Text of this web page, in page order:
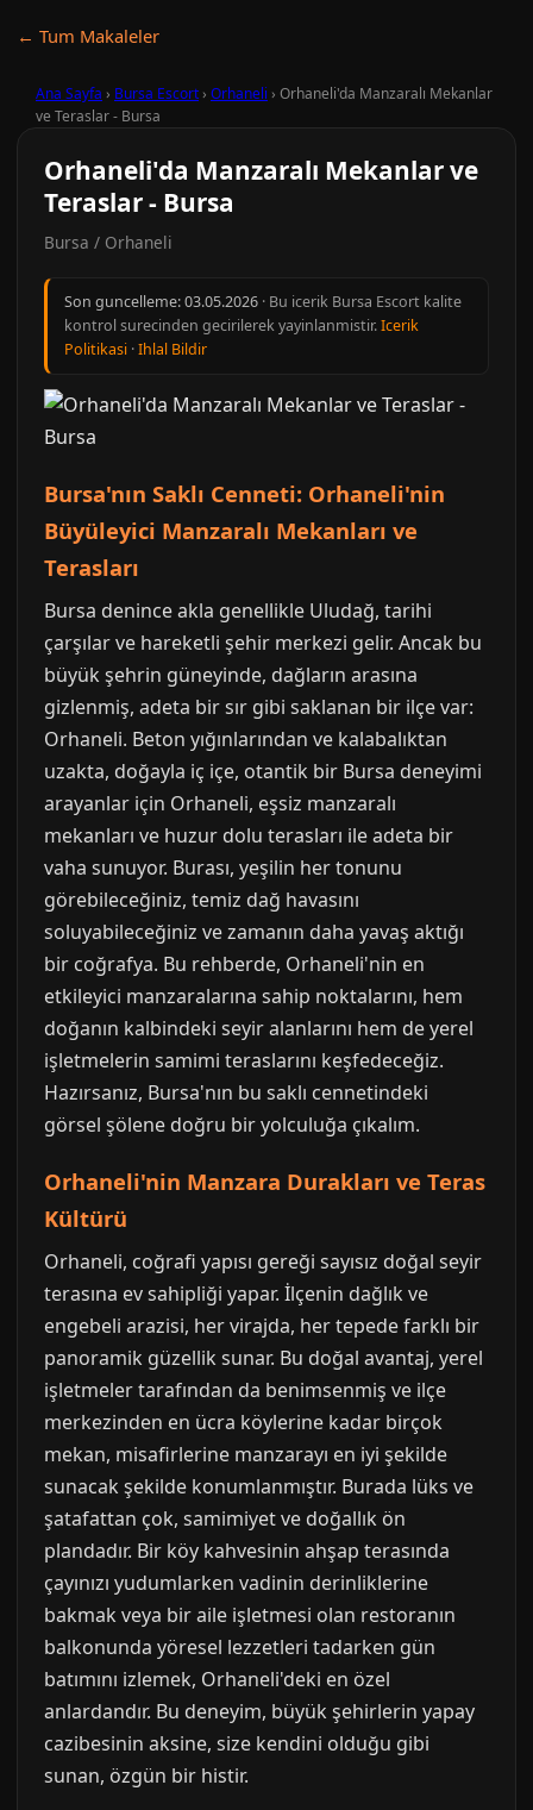
← Tum Makaleler
Ana Sayfa › Bursa Escort› Orhaneli › Orhaneli'da Manzaralı Mekanlar
ve Teraslar - Bursa
Orhaneli'da Manzaralı Mekanlar ve
Teraslar - Bursa
Bursa / Orhaneli
Son guncelleme:03.05.2026 · Bu icerik Bursa Escort kalite
kontrol surecinden gecirilerek yayinlanmistir.Icerik
Politikasi ·Ihlal Bildir
Bursa'nın Saklı Cenneti: Orhaneli'nin
Büyüleyici Manzaralı Mekanları ve
Terasları
Bursa denince akla genellikle Uludağ, tarihi
çarşılar ve hareketli şehir merkezi gelir. Ancak bu
büyük şehrin güneyinde, dağların arasına
gizlenmiş, adeta bir sır gibi saklanan bir ilçe var:
Orhaneli. Beton yığınlarından ve kalabalıktan
uzakta, doğayla iç içe, otantik bir Bursa deneyimi
arayanlar için Orhaneli, eşsiz manzaralı
mekanları ve huzur dolu terasları ile adeta bir
vaha sunuyor. Burası, yeşilin her tonunu
görebileceğiniz, temiz dağ havasını
soluyabileceğiniz ve zamanın daha yavaş aktığı
bir coğrafya. Bu rehberde, Orhaneli'nin en
etkileyici manzaralarına sahip noktalarını, hem
doğanın kalbindeki seyir alanlarını hem de yerel
işletmelerin samimi teraslarını keşfedeceğiz.
Hazırsanız, Bursa'nın bu saklı cennetindeki
görsel şölene doğru bir yolculuğa çıkalım.
Orhaneli'nin Manzara Durakları ve Teras
Kültürü
Orhaneli, coğrafi yapısı gereği sayısız doğal seyir
terasına ev sahipliği yapar. İlçenin dağlık ve
engebeli arazisi, her virajda, her tepede farklı bir
panoramik güzellik sunar. Bu doğal avantaj, yerel
işletmeler tarafından da benimsenmiş ve ilçe
merkezinden en ücra köylerine kadar birçok
mekan, misafirlerine manzarayı en iyi şekilde
sunacak şekilde konumlanmıştır. Burada lüks ve
şatafattan çok, samimiyet ve doğallık ön
plandadır. Bir köy kahvesinin ahşap terasında
çayınızı yudumlarken vadinin derinliklerine
bakmak veya bir aile işletmesi olan restoranın
balkonunda yöresel lezzetleri tadarken gün
batımını izlemek, Orhaneli'deki en özel
anlardandır. Bu deneyim, büyük şehirlerin yapay
cazibesinin aksine, size kendini olduğu gibi
sunan, özgün bir histir.